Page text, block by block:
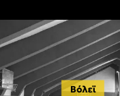
Βόλεϊ